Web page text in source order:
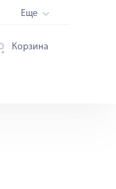
Еще
Корзина